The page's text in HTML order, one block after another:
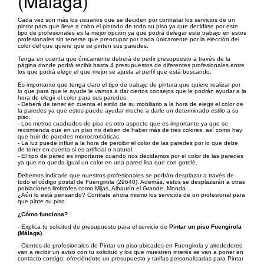
Cada vez son más los usuarios que se deciden por contratar los servicios de un
pintor para que lleve a cabo el pintado de todo su piso ya que decidirse por este
tipo de profesionales es la mejor opción ya que podrá delegar este trabajo en estos
profesionales sin tenerse que preocupar por nada únicamente por la elección del
color del que quiere que se pinten sus paredes.
Tenga en cuenta que únicamente deberá de pedir presupuesto a través de la
página donde podrá recibir hasta 4 presupuestos de diferentes profesionales entre
los que podrá elegir el que mejor se ajusta al perfil que está buscando.
Es importante que tenga claro el tipo de trabajo de pintura que quiere realizar por
lo que para que le ayude le vamos a dar ciertos consejos que le podrán ayudar a la
hora de elegir el color para sus paredes:
- Deberá de tener en cuenta el estilo de su mobiliario a la hora de elegir el color de
la paredes ya que estos puede ayudar mucho a darle un determinado estilo a su
piso.
- Los metros cuadrados de piso es otro aspecto que es importante ya que se
recomienda que en un piso no deben de haber más de tres colores, así como hay
que huir de paredes monocromáticas.
- La luz puede influir a la hora de percibir el color de las paredes por lo que debe
de tener en cuenta si es artificial o natural.
- El tipo de pared es importante cuando nos decidamos por el color de las paredes
ya que no queda igual un color en una pared lisa que con gotelé.
Debemos indicarle que nuestros profesionales se podrán desplazar a través de
todo el código postal de Fuengirola (29640). Además, estos se desplazarán a otras
poblaciones limítrofes como Mijas, Alhaurín el Grande, Monda…
¿Aún lo está pensando? Contrate ahora mismo los servicios de un profesional para
que pinte su piso.
¿Cómo funciona?
- Explica tu solicitud de presupuesto para el servicio de Pintar un piso Fuengirola
(Málaga)
- Cientos de profesionales de Pintar un piso ubicados en Fuengirola y alrededores
van a recibir un aviso con tu solicitud y los que muestren interés se van a poner en
contacto contigo, ofreciéndote un presupuesto y tarifas personalizadas para Pintar